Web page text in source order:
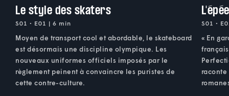
Le style des skaters
S01 • E01 | 6 min
Moyen de transport cool et abordable, le skateboard
est désormais une discipline olympique. Les
nouveaux uniformes officiels imposés par le
règlement peinent à convaincre les puristes de
cette contre-culture.
S01 •
« En